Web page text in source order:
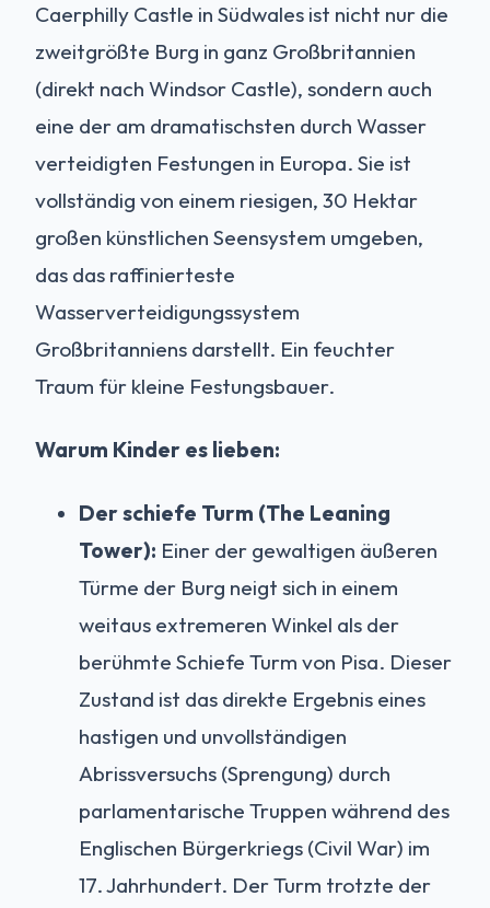
Caerphilly Castle in Südwales ist nicht nur die
zweitgrößte Burg in ganz Großbritannien
(direkt nach Windsor Castle), sondern auch
eine der am dramatischsten durch Wasser
verteidigten Festungen in Europa. Sie ist
vollständig von einem riesigen, 30 Hektar
großen künstlichen Seensystem umgeben,
das das raffinierteste
Wasserverteidigungssystem
Großbritanniens darstellt. Ein feuchter
Traum für kleine Festungsbauer.
Warum Kinder es lieben:
Der schiefe Turm (The Leaning
Tower): Einer der gewaltigen äußeren
Türme der Burg neigt sich in einem
weitaus extremeren Winkel als der
berühmte Schiefe Turm von Pisa. Dieser
Zustand ist das direkte Ergebnis eines
hastigen und unvollständigen
Abrissversuchs (Sprengung) durch
parlamentarische Truppen während des
Englischen Bürgerkriegs (Civil War) im
17. Jahrhundert. Der Turm trotzte der